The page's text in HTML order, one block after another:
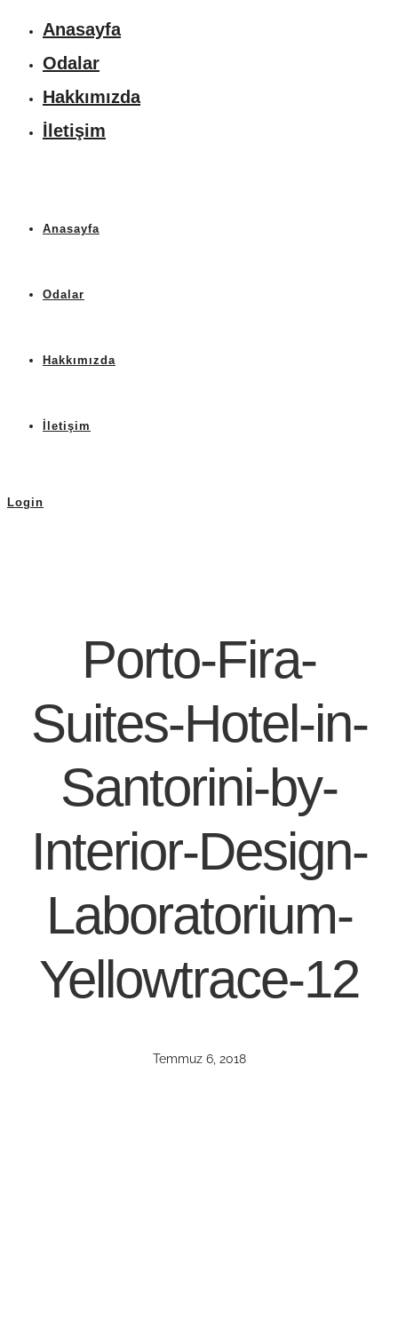
Anasayfa
Odalar
Hakkımızda
İletişim
Anasayfa
Odalar
Hakkımızda
İletişim
Login
Porto-Fira-
Suites-Hotel-in-
Santorini-by-
Interior-Design-
Laboratorium-
Yellowtrace-12
Temmuz 6, 2018